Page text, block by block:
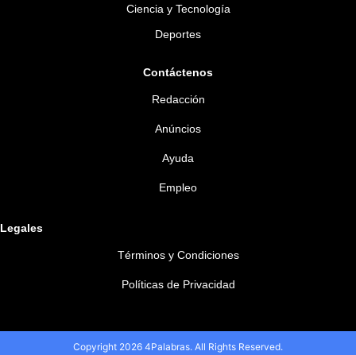
Ciencia y Tecnología
Deportes
Contáctenos
Redacción
Anúncios
Ayuda
Empleo
Legales
Términos y Condiciones
Políticas de Privacidad
Copyright 2026 4Palabras. All Rights Reserved.